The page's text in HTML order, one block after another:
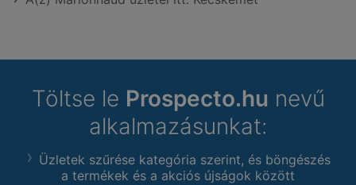
Töltse le Prospecto.hu nevű
alkalmazásunkat:
Üzletek szűrése kategória szerint, és böngészés
a termékek és a akciós újságok között